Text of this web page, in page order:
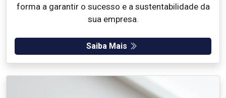
forma a garantir o sucesso e a sustentabilidade da
sua empresa.
Saiba Mais